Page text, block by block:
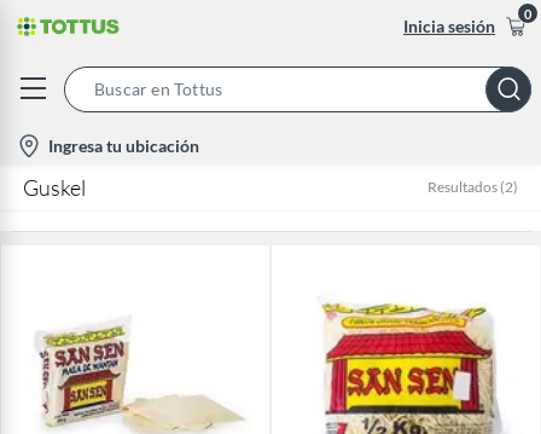
Inicia sesión
0
Bar
location-
icon
Ingresa tu ubicación
Guskel Resultados (2)